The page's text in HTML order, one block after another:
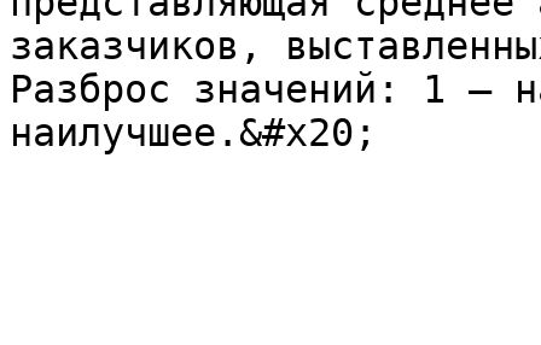
заказчиков,
Разброс значений: 1 –